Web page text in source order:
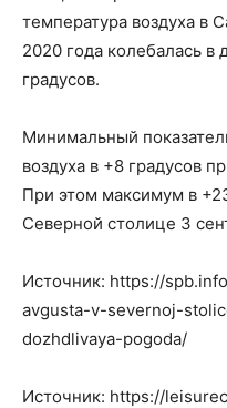
температура воздуха в
2020 года колебалась в
градусов.
Минимальный
воздуха в +8 градусов
При этом максимум в
Северной столице 3
Источник: https://
avgusta-v-severnoj-
dozhdlivaya-pogoda/
Источник: https://